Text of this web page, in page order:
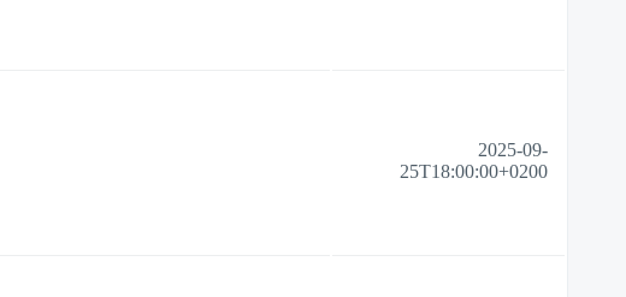
2025-09-
25T18:00:00+0200